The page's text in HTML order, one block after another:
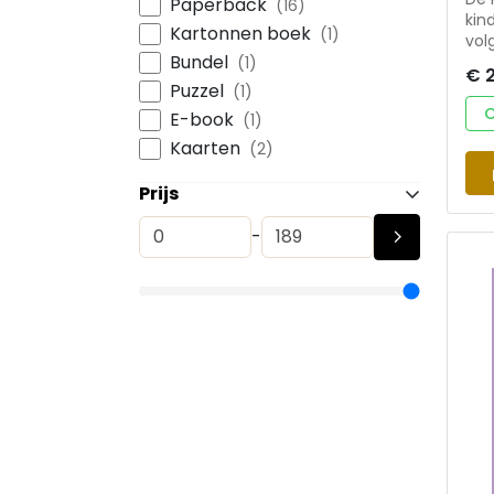
(16)
Kartonnen boek (1)
Bundel (1)
Puzzel (1)
E-book (1)
Kaarten (2)
Prijs
-
het
€